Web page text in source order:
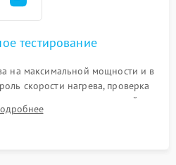
тестирование
на максимальной мощности и в
скорости нагрева, проверка
при достижении заданной
отсутствие утечек тока.